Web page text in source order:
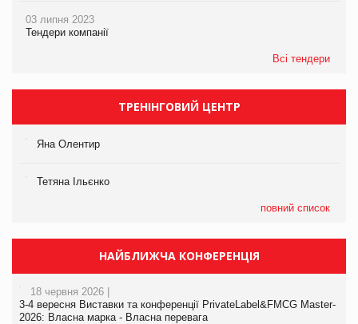
03 липня 2023
Тендери компанії
Всі тендери
ТРЕНІНГОВИЙ ЦЕНТР
Яна Олентир
Тетяна Ільєнко
повний список
НАЙБЛИЖЧА КОНФЕРЕНЦІЯ
18 червня 2026 |
3-4 вересня Виставки та конференції PrivateLabel&FMCG Master-
2026: Власна марка - Власна перевага